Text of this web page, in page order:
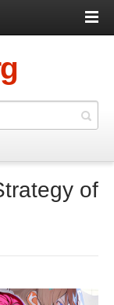
of